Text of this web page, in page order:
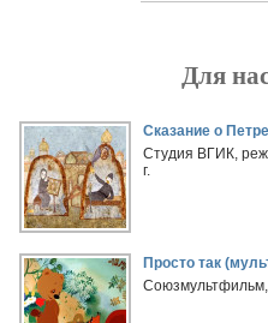
Для
Сказание о
Студия ВГИК,
г.
Просто так
Союзмультфильм,
Страницы